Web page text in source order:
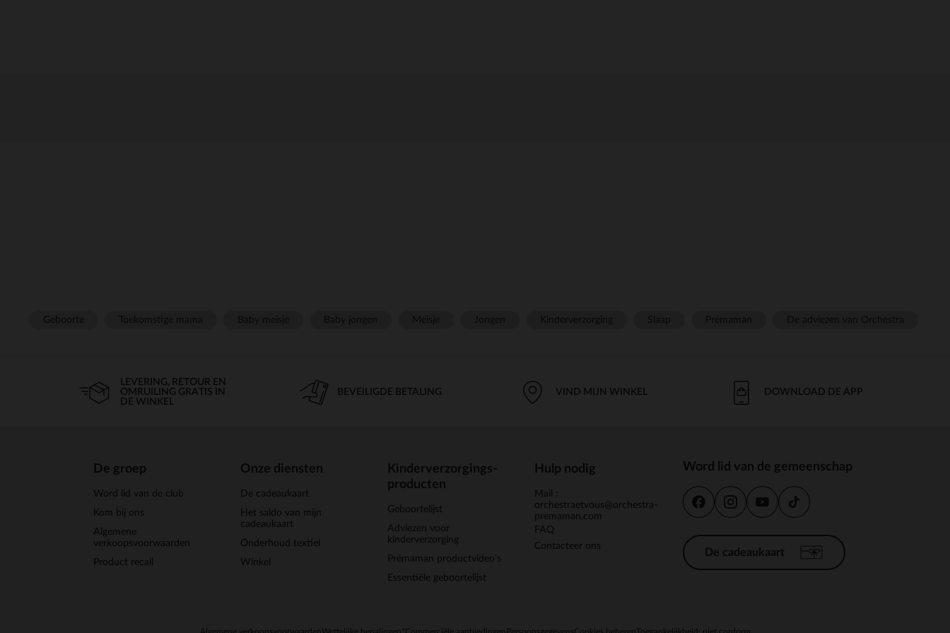
LEVERING, RETOUR EN
OMRUILING GRATIS IN
DE WINKEL
BEVEILIGDE BETALING VIND MIJN WINKEL DOWNLOAD DE APP
De groep
Word lid van de club
Kom bij ons
Algemene
verkoopsvoorwaarden
Product recall
Onze diensten
De cadeaukaart
Het saldo van mijn
cadeaukaart
Onderhoud textiel
Winkel
Kinderverzorgings-
producten
Geboortelijst
Adviezen voor
kinderverzorging
Prémaman productvideo's
Essentiële geboortelijst
Hulp nodig
Mail :
orchestraetvous@orchestra-
premaman.com
FAQ
Contacteer ons
Word lid van de gemeenschap
De cadeaukaart